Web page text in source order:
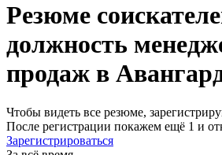
Резюме
должность
продаж в
Чтобы видеть все резюме,
После регистрации покажем ещё 1 и
Зарегистрироваться